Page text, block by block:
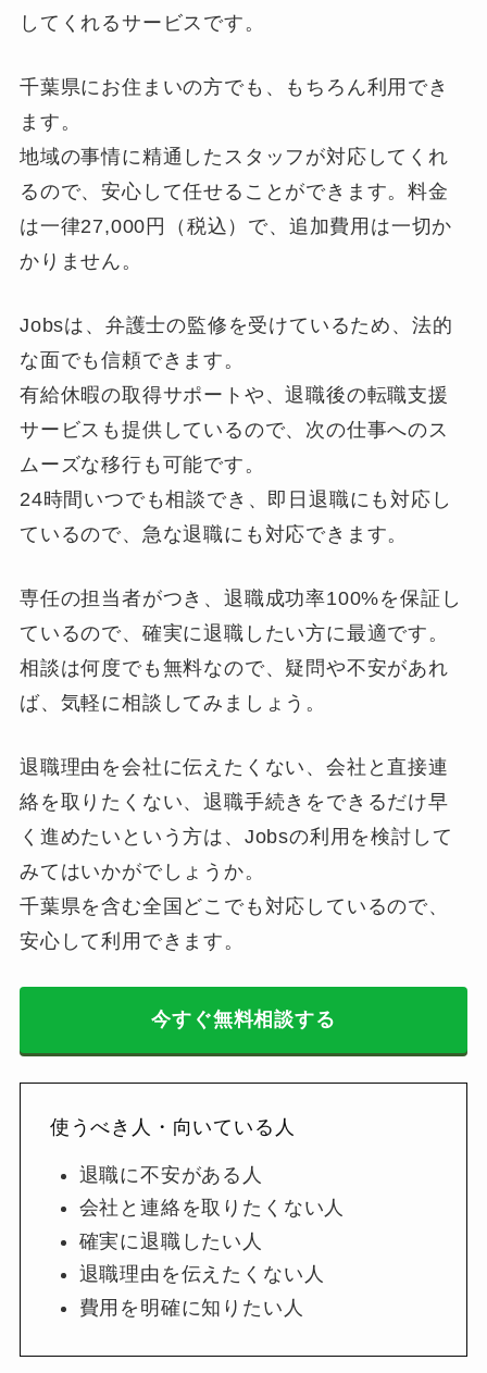
してくれるサービスです。
千葉県にお住まいの方でも、もちろん利用でき
ます。
地域の事情に精通したスタッフが対応してくれ
るので、安心して任せることができます。料金
は一律27,000円（税込）で、追加費用は一切か
かりません。
Jobsは、弁護士の監修を受けているため、法的
な面でも信頼できます。
有給休暇の取得サポートや、退職後の転職支援
サービスも提供しているので、次の仕事へのス
ムーズな移行も可能です。
24時間いつでも相談でき、即日退職にも対応し
ているので、急な退職にも対応できます。
専任の担当者がつき、退職成功率100%を保証し
ているので、確実に退職したい方に最適です。
相談は何度でも無料なので、疑問や不安があれ
ば、気軽に相談してみましょう。
退職理由を会社に伝えたくない、会社と直接連
絡を取りたくない、退職手続きをできるだけ早
く進めたいという方は、Jobsの利用を検討して
みてはいかがでしょうか。
千葉県を含む全国どこでも対応しているので、
安心して利用できます。
今すぐ無料相談する
使うべき人・向いている人
退職に不安がある人
会社と連絡を取りたくない人
確実に退職したい人
退職理由を伝えたくない人
費用を明確に知りたい人